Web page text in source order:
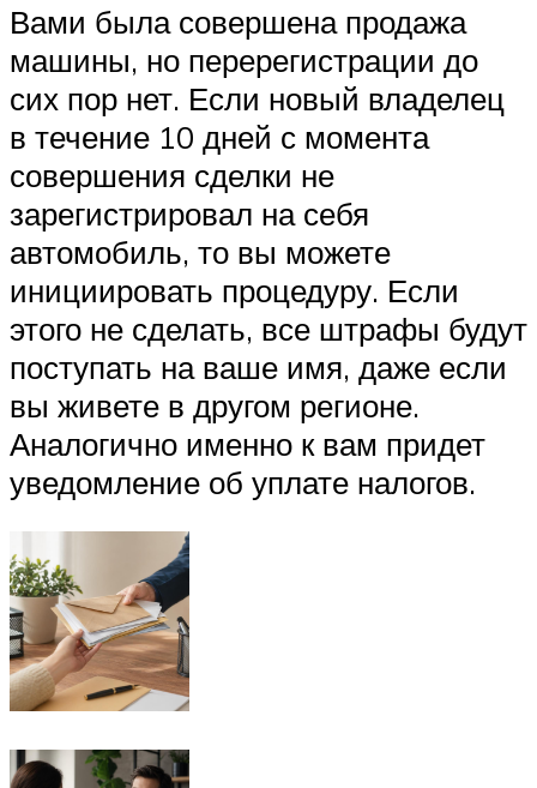
Вами была совершена продажа
машины, но перерегистрации до
сих пор нет. Если новый владелец
в течение 10 дней с момента
совершения сделки не
зарегистрировал на себя
автомобиль, то вы можете
инициировать процедуру. Если
этого не сделать, все штрафы будут
поступать на ваше имя, даже если
вы живете в другом регионе.
Аналогично именно к вам придет
уведомление об уплате налогов.